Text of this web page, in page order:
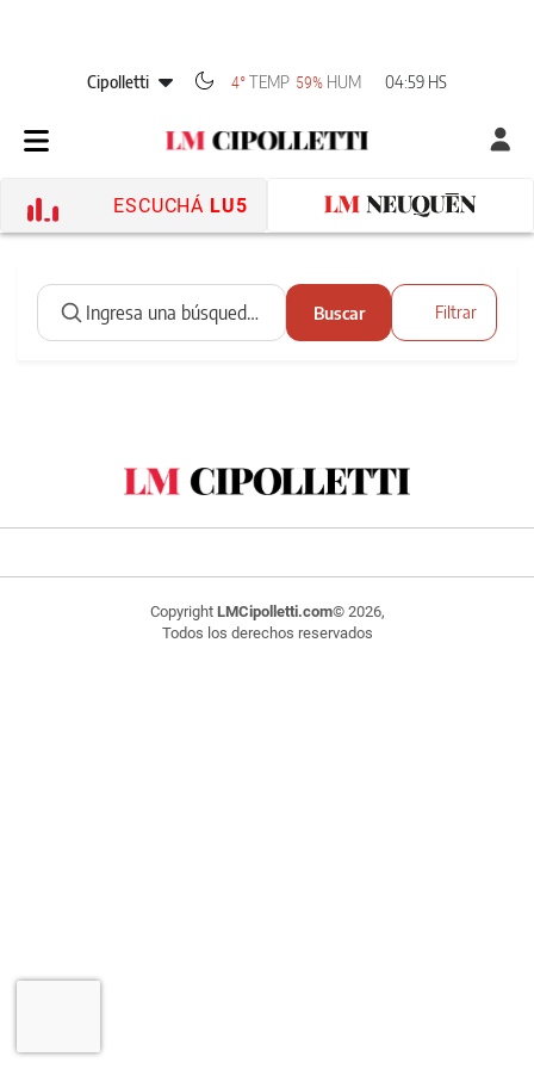
Cipolletti 4°TEMP 59% HUM 04:59 HS
ESCUCHÁ LU5
Buscar Filtrar
Copyright LMCipolletti.com© 2026,
Todos los derechos reservados